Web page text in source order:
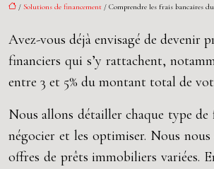
/ Solutions de financement / Comprendre les frais bancaires
Avez-vous déjà envisagé de devenir
financiers qui s’y rattachent,
entre 3 et 5% du montant total de
Nous allons détailler chaque type
négocier et les optimiser. Nous
offres de prêts immobiliers variées.